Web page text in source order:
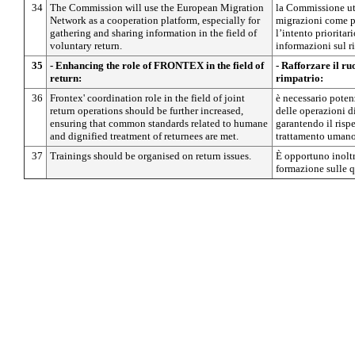
34 The Commission will use the European Migration
Network as a cooperation platform, especially for
gathering and sharing information in the field of
voluntary return.
la Commissione
migrazioni come
l’intento
informazioni sul
35
- Enhancing the role of FRONTEX in the field of
return:
- Rafforzare il
rimpatrio:
36
Frontex' coordination role in the field of joint
return operations should be further increased,
ensuring that common standards related to humane
and dignified treatment of returnees are met.
è necessario
delle operazioni
garantendo il
trattamento
37
Trainings should be organised on return issues.
È opportuno
formazione sulle